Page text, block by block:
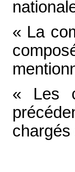
« La
« Les
chargés